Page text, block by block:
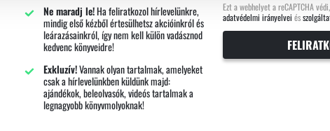
Ne maradj le!Ha feliratkozol hírlevelünkre,
mindig első kézből értesülhetsz akcióinkról és
leárazásainkról, így nem kell külön vadásznod
kedvenc könyveidre!
Exkluzív!Vannak olyan tartalmak, amelyeket
csak a hírlevelünkben küldünk majd:
ajándékok, beleolvasók, videós tartalmak a
legnagyobb könyvmolyoknak!
Ezt a webhelyet a reCAPTCHA
adatvédelmi irányelvei és